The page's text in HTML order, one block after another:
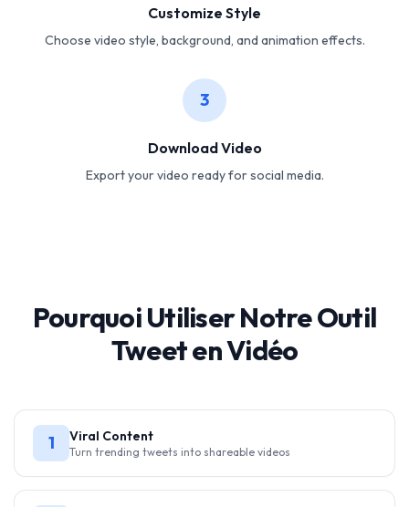
Customize Style
Choose video style, background, and animation effects.
3
Download Video
Export your video ready for social media.
Pourquoi Utiliser Notre Outil
Tweet en Vidéo
1 Viral Content
Turn trending tweets into shareable videos